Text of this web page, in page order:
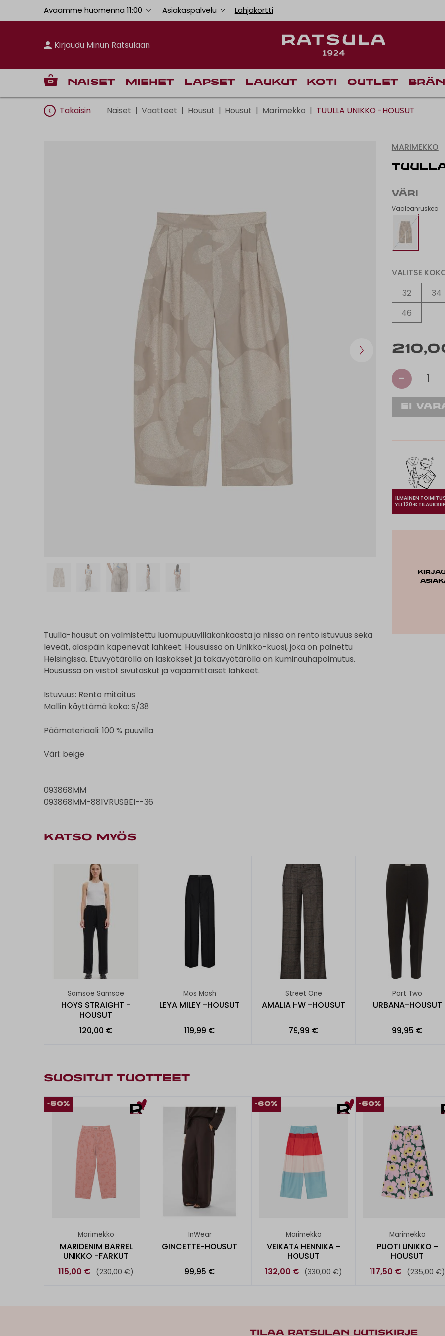
Avaamme huomenna 11:00 Asiakaspalvelu Lahjakortti
Kirjaudu Minun Ratsulaan
Naiset Miehet Lapset Laukut Koti Outlet
Takaisin Naiset | Vaatteet | Housut | Housut | Marimekko | TUULLA UNIKKO -HOUSUT
Tuulla-housut on valmistettu luomupuuvillakankaasta ja niissä on rento istuvuus sekä
leveät, alaspäin kapenevat lahkeet. Housuissa on Unikko-kuosi, joka on painettu
Helsingissä. Etuvyötäröllä on laskokset ja takavyötäröllä on kuminauhapoimutus.
Housuissa on viistot sivutaskut ja vajaamittaiset lahkeet.
Istuvuus: Rento mitoitus
Mallin käyttämä koko: S/38
Päämateriaali: 100 % puuvilla
Väri: beige
093868MM
093868MM-881VRUSBEI--36
MARIMEKKO
VÄRI
Vaaleanruskea
VALITSE
32
34
46
- 1
ILMAINEN
YLI 120 €
KATSO MYÖS
Samsoe Samsoe
HOYS STRAIGHT -
HOUSUT
120,00 €
Mos Mosh
LEYA MILEY -HOUSUT
119,99 €
Street One
AMALIA HW -HOUSUT
79,99 €
Part Two
URBANA-HOUSUT
99,95 €
SUOSITUT TUOTTEET
-50%
Marimekko
MARIDENIM BARREL
UNIKKO -FARKUT
115,00 € (230,00 €)
InWear
GINCETTE-HOUSUT
99,95 €
-60%
Marimekko
VEIKATA HENNIKA -
HOUSUT
132,00 € (330,00 €)
-50%
Marimekko
PUOTI UNIKKO -
HOUSUT
117,50 € (235,00 €)
TILAA RATSULAN UUTISKIRJE